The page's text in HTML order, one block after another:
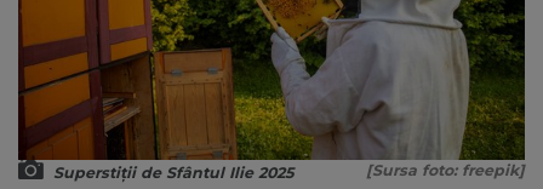
Superstiții de Sfântul Ilie 2025 [Sursa foto: freepik]